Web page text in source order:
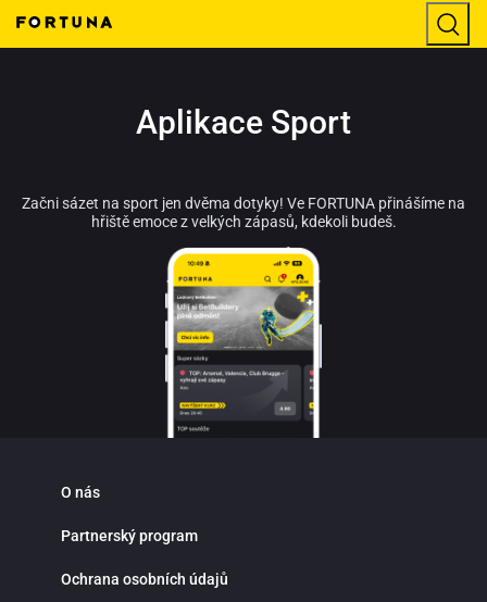
Aplikace Sport
Začni sázet na sport jen dvěma dotyky! Ve FORTUNA přinášíme na
hřiště emoce z velkých zápasů, kdekoli budeš.
O nás
Partnerský program
Ochrana osobních údajů